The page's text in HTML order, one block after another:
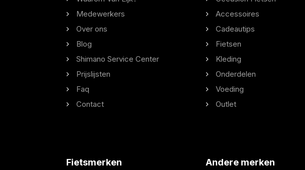
Medewerkers
Over ons
Blog
Shimano Service Center
Prijslijsten
Faq
Contact
Accessoires
Cadeautips
Fietsen
Kleding
Onderdelen
Voeding
Outlet
Fietsmerken Andere merken